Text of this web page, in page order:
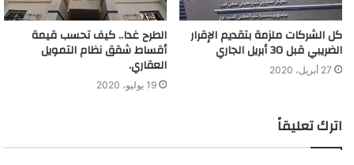
كل الشركات ملزمة بتقديم الإقرار
الضريبي قبل 30 أبريل الجاري
27 أبريل، 2020
الطرح غدا.. كيف تحسب قيمة
أقساط شقق نظام التمويل
العقاري.
19 يوليو، 2020
اترك تعليقاً